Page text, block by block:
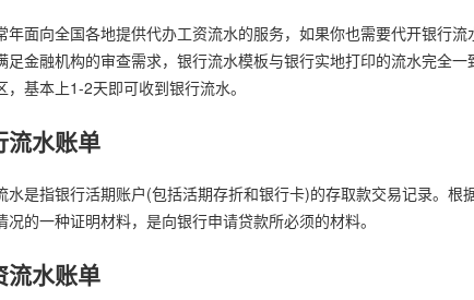
年面向全国各地提供代办工资流水的服务，如果你也需要代开银行
足金融机构的审查需求，银行流水模板与银行实地打印的流水完全
，基本上1-2天即可收到银行流水。
流水账单
水是指银行活期账户(包括活期存折和银行卡)的存取款交易记录。
况的一种证明材料，是向银行申请贷款所必须的材料。
流水账单